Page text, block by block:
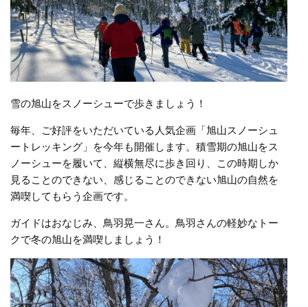
雪の旭山をスノーシューで歩きましょう！
毎年、ご好評をいただいている人気企画「旭山スノーシュ
ートレッキング」を今年も開催します。積雪期の旭山をス
ノーシューを履いて、縦横無尽に歩き回り、この時期しか
見ることのできない、感じることのできない旭山の自然を
満喫してもらう企画です。
ガイドはおなじみ、鳥羽晃一さん。鳥羽さんの軽妙なトー
クで冬の旭山を満喫しましょう！